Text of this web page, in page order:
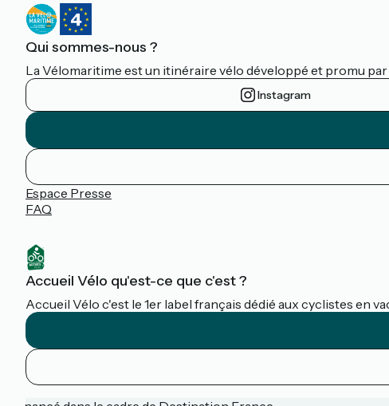
Qui sommes-nous ?
La Vélomaritime est un itinéraire vélo développé et promu
Instagram
Espace Presse
FAQ
Accueil Vélo qu'est-ce que c'est ?
Accueil Vélo c'est le 1er label français dédié aux cyclistes en